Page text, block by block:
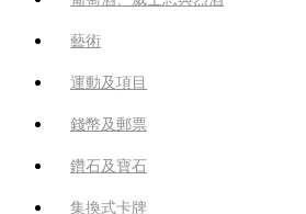
藝術
運動及項目
錢幣及郵票
鑽石及寶石
集換式卡牌